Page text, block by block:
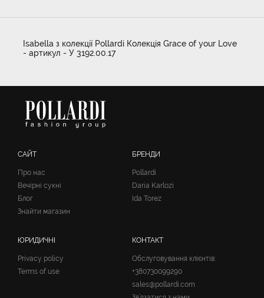
Isabella з колекції Pollardi Колекція Grace of your Love
- артикул - У 3192.00.17
САЙТ
Про нас
Вечірні сукні
Блог
Знайти магазин
БРЕНДИ
Pollardi
Daria Karlozi
Ida Torez
ЮРИДИЧНІ
Privacy policy
Terms of use
КОНТАКТ
Обслуговування клієнтів:
+380730099290
sales@pollardi.com